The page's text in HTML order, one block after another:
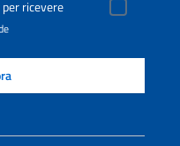
ricevere